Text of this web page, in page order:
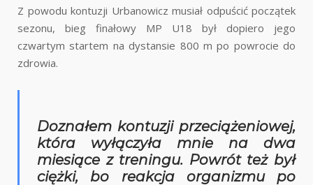
Z powodu kontuzji Urbanowicz musiał odpuścić początek
sezonu, bieg finałowy MP U18 był dopiero jego
czwartym startem na dystansie 800 m po powrocie do
zdrowia.
Doznałem kontuzji przeciążeniowej,
która wyłączyła mnie na dwa
miesiące z treningu. Powrót też był
ciężki, bo reakcja organizmu po